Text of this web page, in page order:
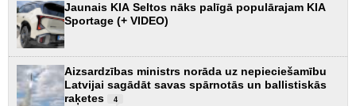
Jaunais KIA Seltos nāks palīgā populārajam KIA
Sportage (+ VIDEO)
Aizsardzības ministrs norāda uz nepieciešamību
Latvijai sagādāt savas spārnotās un ballistiskās
raķetes
4